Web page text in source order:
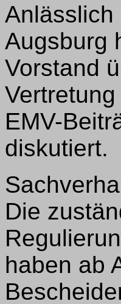
Anlässlich
Augsburg
Vorstand
EMV-
diskutiert.
Die
haben ab